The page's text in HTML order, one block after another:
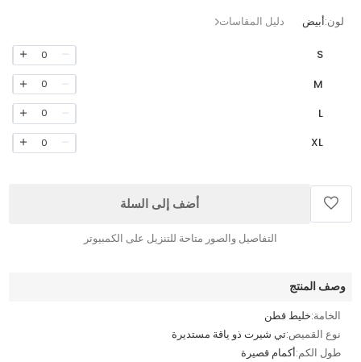
لون:أبيض دليل المقاسات
S
0
M
0
L
0
XL
0
أضف إلى السلة
التفاصيل والصور متاحة للتنزيل على الكمبيوتر
وصف المنتج
الخامة:خليط قطن
نوع القميص:تي شيرت ذو ياقة مستديرة
طول الكم:أكمام قصيرة